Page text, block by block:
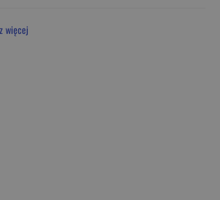
więcej